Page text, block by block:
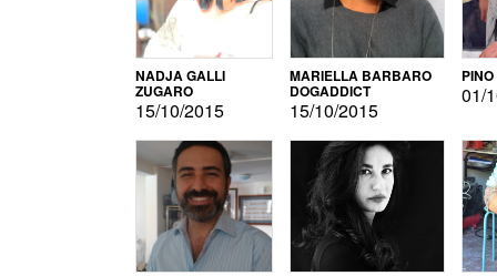
NADJA GALLI
ZUGARO
15/10/2015
MARIELLA BARBARO
DOGADDICT
15/10/2015
01/